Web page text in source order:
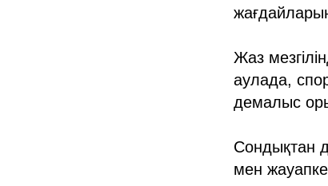
Жаз
аулада,
демалыс
Сондықтан
мен